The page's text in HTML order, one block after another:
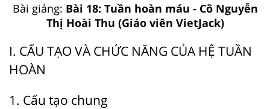
Bài giảng: Bài 18: Tuần hoàn máu - Cô Nguyễn
Thị Hoài Thu (Giáo viên VietJack)
I. CẤU TẠO VÀ CHỨC NĂNG CỦA HỆ TUẦN
HOÀN
1. Cấu tạo chung